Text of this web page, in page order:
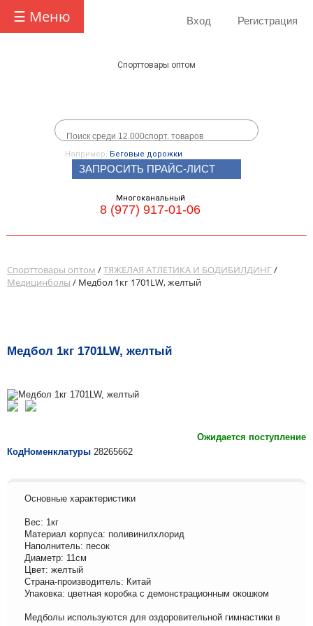
☰ Меню Вход Регистрация
Спорттовары оптом
Например, Беговые дорожки
ЗАПРОСИТЬ ПРАЙС-ЛИСТ
Многоканальный
8 (977) 917-01-06
Спорттовары оптом /ТЯЖЕЛАЯ АТЛЕТИКА И БОДИБИЛДИНГ/
Медицинболы / Медбол 1кг 1701LW, желтый
Медбол 1кг 1701LW, желтый
Ожидается поступление
КодНоменклатуры 28265662
Основные характеристики
Вес: 1кг
Материал корпуса: поливинилхлорид
Наполнитель: песок
Диаметр: 11см
Цвет: желтый
Страна-производитель: Китай
Упаковка: цветная коробка с демонстрационным окошком
Медболы используются для оздоровительной гимнастики в